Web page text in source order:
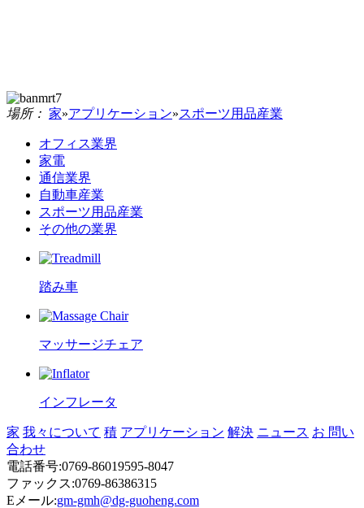
場所： 家»アプリケーション»スポーツ用品産業
オフィス業界
家電
通信業界
自動車産業
スポーツ用品産業
その他の業界
踏み車
マッサージチェア
インフレータ
家 我々について 積 アプリケーション 解決 ニュース お 問い
合わせ
電話番号:0769-86019595-8047
ファックス:0769-86386315
Eメール:gm-gmh@dg-guoheng.com